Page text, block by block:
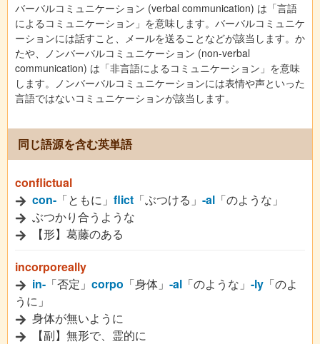
バーバルコミュニケーション (verbal communication) は「言語
によるコミュニケーション」を意味します。バーバルコミュニケ
ーションには話すこと、メールを送ることなどが該当します。か
たや、ノンバーバルコミュニケーション (non-verbal
communication) は「非言語によるコミュニケーション」を意味
します。ノンバーバルコミュニケーションには表情や声といった
言語ではないコミュニケーションが該当します。
同じ語源を含む英単語
conflictual
con- 「ともに」 flict 「ぶつける」 -al 「のような」
ぶつかり合うような
【形】葛藤のある
incorporeally
in- 「否定」 corpo 「身体」 -al 「のような」 -ly 「のよ
うに」
身体が無いように
【副】無形で、霊的に